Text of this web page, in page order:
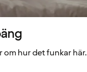
om hur det funkar här.